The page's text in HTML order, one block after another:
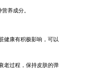
养成分。
健康有积极影响，可以
老过程，保持皮肤的弹